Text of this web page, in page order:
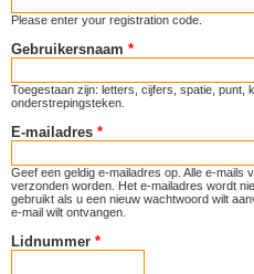
Please enter your registration code.
Gebruikersnaam *
Toegestaan zijn: letters, cijfers, spatie, punt,
onderstrepingsteken.
E-mailadres *
Geef een geldig e-mailadres op. Alle e-mails
verzonden worden. Het e-mailadres wordt
gebruikt als u een nieuw wachtwoord wilt
e-mail wilt ontvangen.
Lidnummer *